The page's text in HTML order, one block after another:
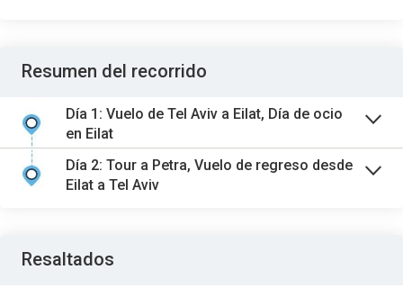
Resumen del recorrido
Día 1: Vuelo de Tel Aviv a Eilat, Día de ocio
en Eilat
Día 2: Tour a Petra, Vuelo de regreso desde
Eilat a Tel Aviv
Resaltados